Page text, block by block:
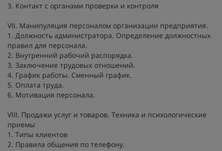
3. Контакт с органами проверки и контроля
VII. Манипуляция персоналом организации предприятия.
1. Должность администратора. Определение должностных
правил для персонала.
2. Внутренний рабочий распорядка.
3. Заключение трудовых отношений.
4. График работы. Сменный график.
5. Оплата труда.
6. Мотивация персонала.
VIII. Продажи услуг и товаров. Техника и психологические
приемы
1. Типы клиентов
2. Правила общения по телефону.